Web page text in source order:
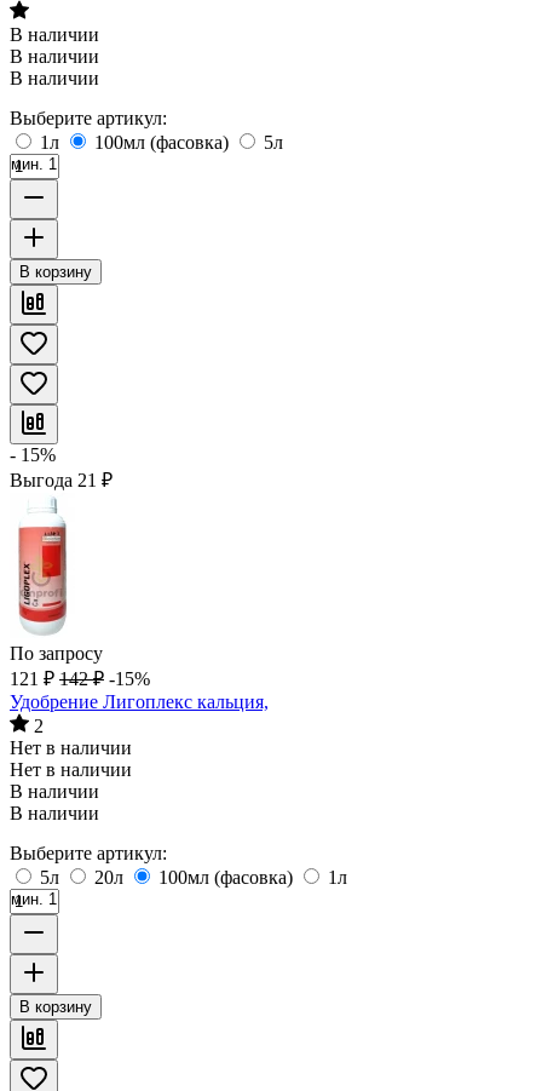
В наличии
В наличии
В наличии
Выберите артикул:
1л
100мл (фасовка) 5л
мин. 1
В корзину
- 15%
Выгода 21 ₽
По запросу
121 ₽ 142 ₽ -15%
Удобрение Лигоплекс кальция,
2
Нет в наличии
Нет в наличии
В наличии
В наличии
Выберите артикул:
5л
20л 100мл (фасовка) 1л
мин. 1
В корзину